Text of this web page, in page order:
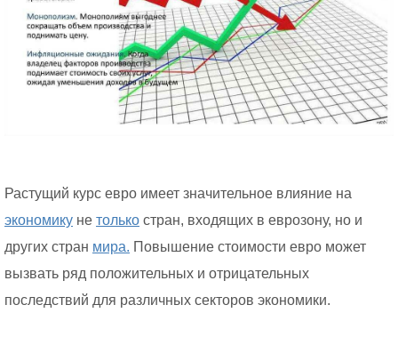
Растущий курс евро имеет значительное влияние на
экономику не только стран, входящих в еврозону, но и
других стран мира. Повышение стоимости евро может
вызвать ряд положительных и отрицательных
последствий для различных секторов экономики.